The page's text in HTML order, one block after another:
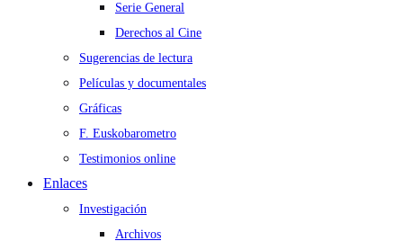
Serie General
Derechos al Cine
Sugerencias de lectura
Películas y documentales
Gráficas
F. Euskobarometro
Testimonios online
Enlaces
Investigación
Archivos